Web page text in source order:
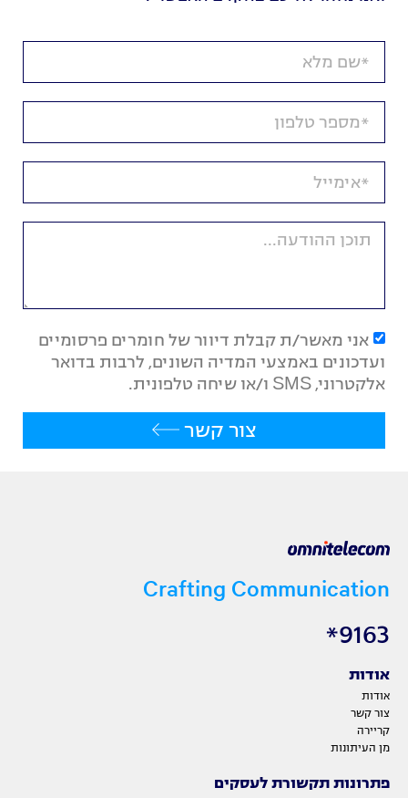
אני מאשר/ת קבלת דיוור של חומרים פרסומיים
ועדכונים באמצעי המדיה השונים, לרבות בדואר
אלקטרוני, SMS ו/או שיחה טלפונית.
צור קשר
Crafting Communication
9163*
אודות
אודות
צור קשר
קריירה
מן העיתונות
פתרונות תקשורת לעסקים